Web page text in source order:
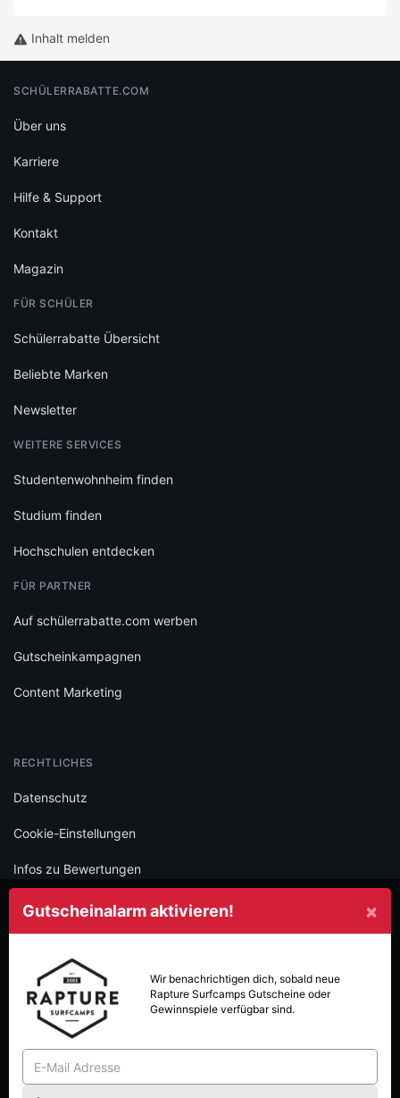
×
Gutscheinalarm aktivieren!
Wir benachrichtigen dich, sobald neue
Rapture SurfcampsGutscheine oder
Gewinnspiele verfügbar sind.
Inhalt melden
SCHÜLERRABATTE.COM
Über uns
Karriere
Hilfe & Support
Kontakt
Magazin
FÜR SCHÜLER
Schülerrabatte Übersicht
Beliebte Marken
Newsletter
WEITERE SERVICES
Studentenwohnheim finden
Studium finden
Hochschulen entdecken
FÜR PARTNER
Auf schülerrabatte.com werben
Gutscheinkampagnen
Content Marketing
RECHTLICHES
Datenschutz
Cookie-Einstellungen
Infos zu Bewertungen
AGB
SOCIAL
Folge schülerrabatte.com und verpasse keine Deals mehr.